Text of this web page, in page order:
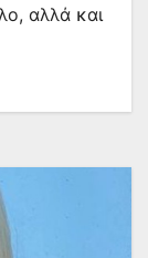
αλλά και